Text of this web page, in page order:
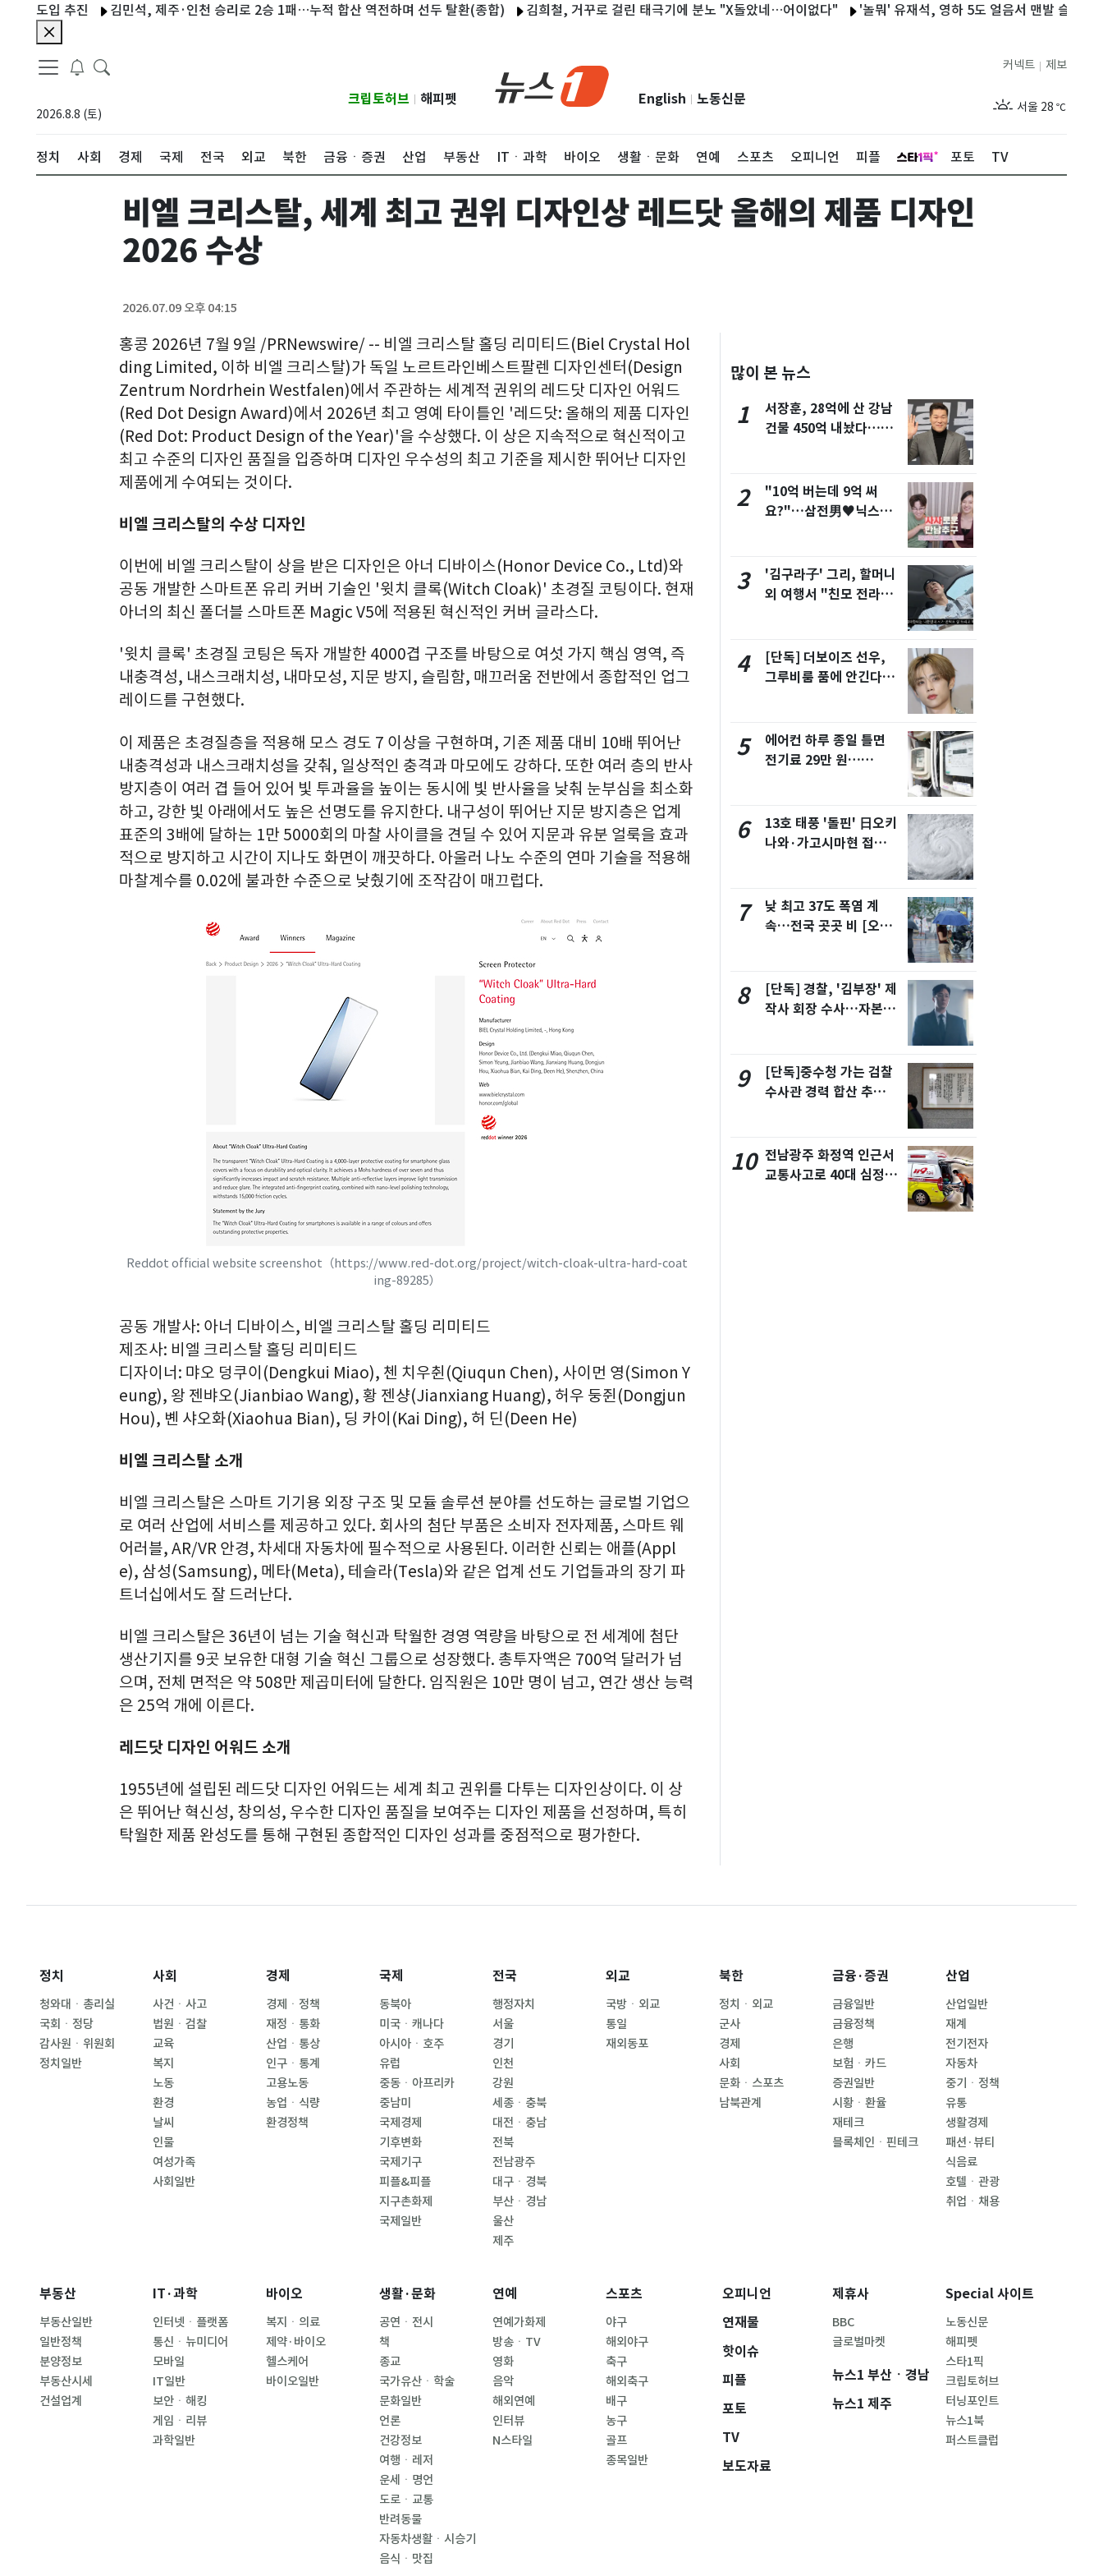
도입 추진 김민석, 제주·인천 승리로 2승 1패…누적 합산 역전하며 선두 탈환(종합) 김희철, 거꾸로 걸린 태극기에 분노 "X돌았네…어이없다" '놀뭐' 유재석, 영하 5도 얼음서 맨발 슬라이딩…
2026.8.8 (토)
크립토허브 해피펫 English 노동신문
제보
커넥트
서울 28 ℃
정치 사회 경제 국제 전국 외교 북한 금융ㆍ증권 산업 부동산 ITㆍ과학 바이오 생활ㆍ문화 연예 스포츠 오피니언 피플 포토 TV
비엘 크리스탈, 세계 최고 권위 디자인상 레드닷 올해의 제품 디자인
2026 수상
2026.07.09 오후 04:15
홍콩 2026년 7월 9일 /PRNewswire/ -- 비엘 크리스탈 홀딩 리미티드(Biel Crystal Hol
ding Limited, 이하 비엘 크리스탈)가 독일 노르트라인베스트팔렌 디자인센터(Design
Zentrum Nordrhein Westfalen)에서 주관하는 세계적 권위의 레드닷 디자인 어워드
(Red Dot Design Award)에서 2026년 최고 영예 타이틀인 '레드닷: 올해의 제품 디자인
(Red Dot: Product Design of the Year)'을 수상했다. 이 상은 지속적으로 혁신적이고
최고 수준의 디자인 품질을 입증하며 디자인 우수성의 최고 기준을 제시한 뛰어난 디자인
제품에게 수여되는 것이다.
비엘 크리스탈의 수상 디자인
이번에 비엘 크리스탈이 상을 받은 디자인은 아너 디바이스(Honor Device Co., Ltd)와
공동 개발한 스마트폰 유리 커버 기술인 '윗치 클록(Witch Cloak)' 초경질 코팅이다. 현재
아너의 최신 폴더블 스마트폰 Magic V5에 적용된 혁신적인 커버 글라스다.
'윗치 클록' 초경질 코팅은 독자 개발한 4000겹 구조를 바탕으로 여섯 가지 핵심 영역, 즉
내충격성, 내스크래치성, 내마모성, 지문 방지, 슬림함, 매끄러움 전반에서 종합적인 업그
레이드를 구현했다.
이 제품은 초경질층을 적용해 모스 경도 7 이상을 구현하며, 기존 제품 대비 10배 뛰어난
내충격성과 내스크래치성을 갖춰, 일상적인 충격과 마모에도 강하다. 또한 여러 층의 반사
방지층이 여러 겹 들어 있어 빛 투과율을 높이는 동시에 빛 반사율을 낮춰 눈부심을 최소화
하고, 강한 빛 아래에서도 높은 선명도를 유지한다. 내구성이 뛰어난 지문 방지층은 업계
표준의 3배에 달하는 1만 5000회의 마찰 사이클을 견딜 수 있어 지문과 유분 얼룩을 효과
적으로 방지하고 시간이 지나도 화면이 깨끗하다. 아울러 나노 수준의 연마 기술을 적용해
마찰계수를 0.02에 불과한 수준으로 낮췄기에 조작감이 매끄럽다.
Reddot official website screenshot（https://www.red-dot.org/project/witch-cloak-ultra-hard-coat
ing-89285）
공동 개발사: 아너 디바이스, 비엘 크리스탈 홀딩 리미티드
제조사: 비엘 크리스탈 홀딩 리미티드
디자이너: 먀오 덩쿠이(Dengkui Miao), 첸 치우췬(Qiuqun Chen), 사이먼 영(Simon Y
eung), 왕 젠뱌오(Jianbiao Wang), 황 젠샹(Jianxiang Huang), 허우 둥쥔(Dongjun
Hou), 볜 샤오화(Xiaohua Bian), 딩 카이(Kai Ding), 허 딘(Deen He)
비엘 크리스탈 소개
비엘 크리스탈은 스마트 기기용 외장 구조 및 모듈 솔루션 분야를 선도하는 글로벌 기업으
로 여러 산업에 서비스를 제공하고 있다. 회사의 첨단 부품은 소비자 전자제품, 스마트 웨
어러블, AR/VR 안경, 차세대 자동차에 필수적으로 사용된다. 이러한 신뢰는 애플(Appl
e), 삼성(Samsung), 메타(Meta), 테슬라(Tesla)와 같은 업계 선도 기업들과의 장기 파
트너십에서도 잘 드러난다.
비엘 크리스탈은 36년이 넘는 기술 혁신과 탁월한 경영 역량을 바탕으로 전 세계에 첨단
생산기지를 9곳 보유한 대형 기술 혁신 그룹으로 성장했다. 총투자액은 700억 달러가 넘
으며, 전체 면적은 약 508만 제곱미터에 달한다. 임직원은 10만 명이 넘고, 연간 생산 능력
은 25억 개에 이른다.
레드닷 디자인 어워드 소개
1955년에 설립된 레드닷 디자인 어워드는 세계 최고 권위를 다투는 디자인상이다. 이 상
은 뛰어난 혁신성, 창의성, 우수한 디자인 품질을 보여주는 디자인 제품을 선정하며, 특히
탁월한 제품 완성도를 통해 구현된 종합적인 디자인 성과를 중점적으로 평가한다.
많이 본 뉴스
1
서장훈, 28억에 산 강남
건물 450억 내놨다…세
2
"10억 버는데 9억 써
요?"…삼전男♥닉스女
3
'김구라子' 그리, 할머니
외 여행서 "친모 전라도
4
[단독] 더보이즈 선우,
그루비룸 품에 안긴다…
5
에어컨 하루 종일 틀면
전기료 29만 원…
6
13호 태풍 '돌핀' 日오키
나와·가고시마현 접
7
낮 최고 37도 폭염 계
속…전국 곳곳 비 [오늘
8
[단독] 경찰, '김부장' 제
작사 회장 수사…자본시
9
[단독]중수청 가는 검찰
수사관 경력 합산 추
10 전남광주 화정역 인근서
교통사고로 40대 심정
정치
청와대ㆍ총리실
국회ㆍ정당
감사원ㆍ위원회
정치일반
사회
사건ㆍ사고
법원ㆍ검찰
교육
복지
노동
환경
날씨
인물
여성가족
사회일반
경제
경제ㆍ정책
재정ㆍ통화
산업ㆍ통상
인구ㆍ통계
고용노동
농업ㆍ식량
환경정책
국제
동북아
미국ㆍ캐나다
아시아ㆍ호주
유럽
중동ㆍ아프리카
중남미
국제경제
기후변화
국제기구
피플&피플
지구촌화제
국제일반
전국
행정자치
서울
경기
인천
강원
세종ㆍ충북
대전ㆍ충남
전북
전남광주
대구ㆍ경북
부산ㆍ경남
울산
제주
외교
국방ㆍ외교
통일
재외동포
북한
정치ㆍ외교
군사
경제
사회
문화ㆍ스포츠
남북관계
금융·증권
금융일반
금융정책
은행
보험ㆍ카드
증권일반
시황ㆍ환율
재테크
블록체인ㆍ핀테크
산업
산업일반
재계
전기전자
자동차
중기ㆍ정책
유통
생활경제
패션·뷰티
식음료
호텔ㆍ관광
취업ㆍ채용
부동산
부동산일반
일반정책
분양정보
부동산시세
건설업계
IT·과학
인터넷ㆍ플랫폼
통신ㆍ뉴미디어
모바일
IT일반
보안ㆍ해킹
게임ㆍ리뷰
과학일반
바이오
복지ㆍ의료
제약·바이오
헬스케어
바이오일반
생활·문화
공연ㆍ전시
책
종교
국가유산ㆍ학술
문화일반
언론
건강정보
여행ㆍ레저
운세ㆍ명언
도로ㆍ교통
반려동물
자동차생활ㆍ시승기
음식ㆍ맛집
연예
연예가화제
방송ㆍTV
영화
음악
해외연예
인터뷰
N스타일
스포츠
야구
해외야구
축구
해외축구
배구
농구
골프
종목일반
오피니언
연재물
핫이슈
피플
포토
TV
보도자료
제휴사
BBC
글로벌마켓
뉴스1 부산ㆍ경남
뉴스1 제주
Special 사이트
노동신문
해피펫
스타1픽
크립토허브
터닝포인트
뉴스1북
퍼스트클럽